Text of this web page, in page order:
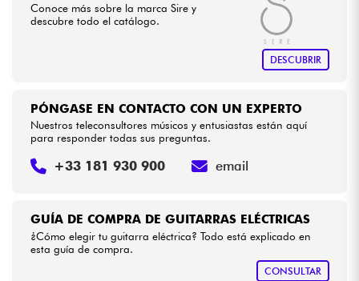
Conoce más sobre la marca Sire y
descubre todo el catálogo.
DESCUBRIR
GUÍA DE COMPRA DE GUITARRAS ELÉCTRICAS
¿Cómo elegir tu guitarra eléctrica? Todo está explicado en
esta guía de compra.
CONSULTAR
PÓNGASE EN CONTACTO CON UN EXPERTO
Nuestros teleconsultores músicos y entusiastas están aquí
para responder todas sus preguntas.
+33 181 930 900 email